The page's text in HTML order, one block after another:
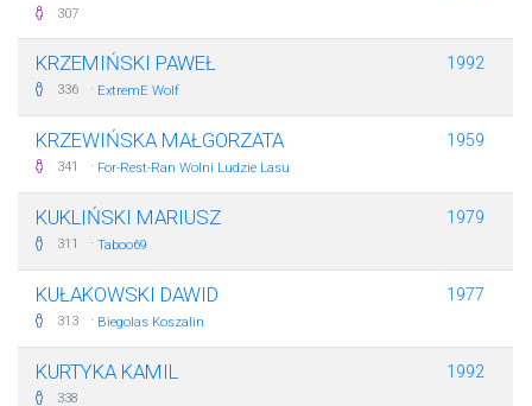
307
KRZEMIŃSKI PAWEŁ
336 · ExtremE Wolf
1992
KRZEWIŃSKA MAŁGORZATA
341 · For-Rest-Ran Wolni Ludzie Lasu
1959
KUKLIŃSKI MARIUSZ
311 · Taboo69
1979
KUŁAKOWSKI DAWID
313 · Biegolas Koszalin
1977
KURTYKA KAMIL
338
1992